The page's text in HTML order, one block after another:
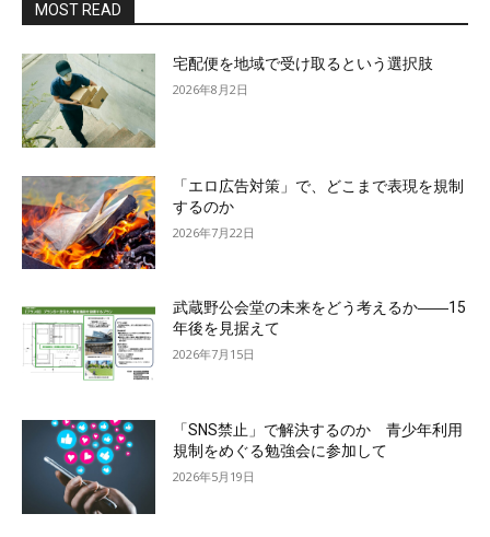
MOST READ
宅配便を地域で受け取るという選択肢
2026年8月2日
「エロ広告対策」で、どこまで表現を規制
するのか
2026年7月22日
武蔵野公会堂の未来をどう考えるか――15
年後を見据えて
2026年7月15日
「SNS禁止」で解決するのか 青少年利用
規制をめぐる勉強会に参加して
2026年5月19日